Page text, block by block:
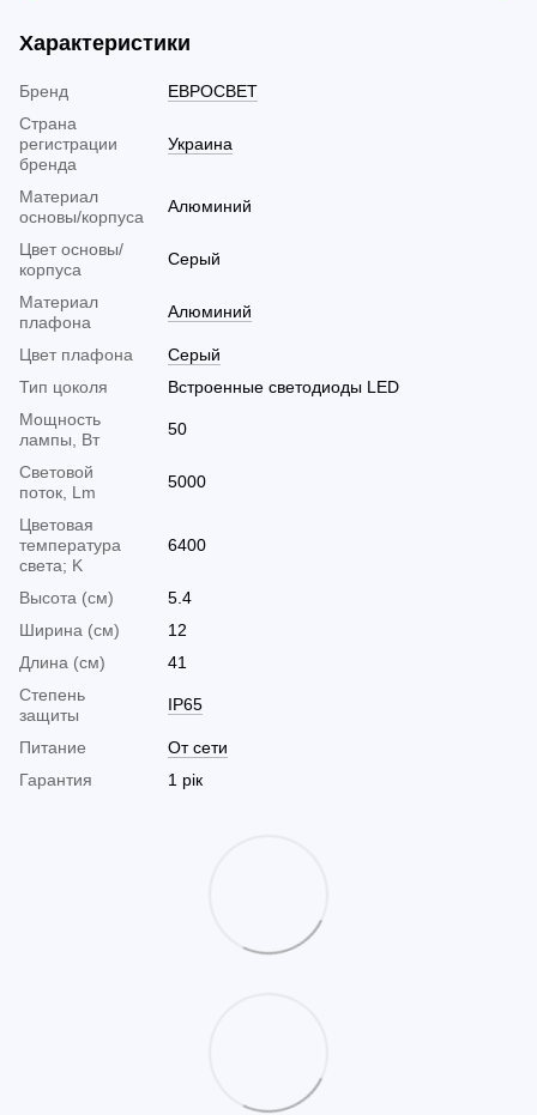
Характеристики
Бренд
ЕВРОСВЕТ
Страна
регистрации
бренда
Украина
Материал
основы/корпуса
Алюминий
Цвет основы/
корпуса
Серый
Материал
плафона
Алюминий
Цвет плафона
Серый
Тип цоколя
Встроенные светодиоды LED
Мощность
лампы, Вт
50
Световой
поток, Lm
5000
Цветовая
температура
света; K
6400
Высота (см)
5.4
Ширина (см)
12
Длина (см)
41
Cтепень
защиты
IP65
Питание
От сети
Гарантия
1 рік